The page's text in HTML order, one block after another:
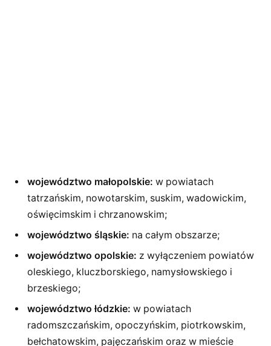
województwo małopolskie: w powiatach
tatrzańskim, nowotarskim, suskim, wadowickim,
oświęcimskim i chrzanowskim;
województwo śląskie: na całym obszarze;
województwo opolskie: z wyłączeniem powiatów
oleskiego, kluczborskiego, namysłowskiego i
brzeskiego;
województwo łódzkie: w powiatach
radomszczańskim, opoczyńskim, piotrkowskim,
bełchatowskim, pajęczańskim oraz w mieście